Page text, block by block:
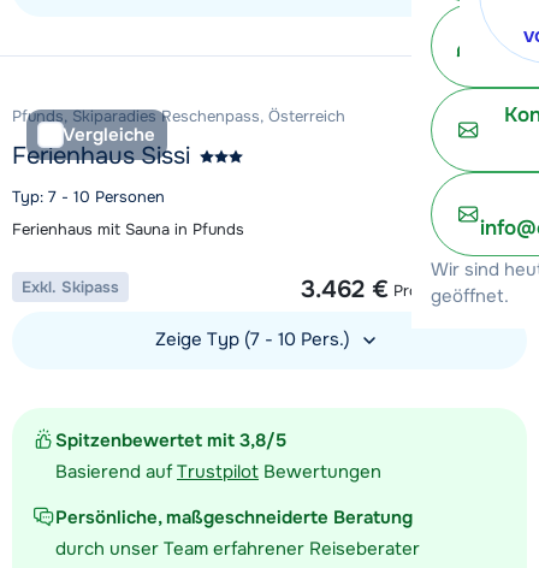
Mit
Wir sind
geöffnet.
Spitzenbewertet mit 3,8/5
Basierend aufTrustpilot Bewertungen
Persönliche, maßgeschneiderte Beratung
durch unser Team erfahrener Reiseberater
Vergleiche
Pfunds, Skiparadies Reschenpass, Österreich
Ferienhaus Sissi
Typ: 7 - 10 Personen
Ferienhaus mit Sauna in Pfunds
1 Woche ab
3.462 € Pro Unterkunft
Exkl. Skipass
Zeige Typ (7 - 10 Pers.)